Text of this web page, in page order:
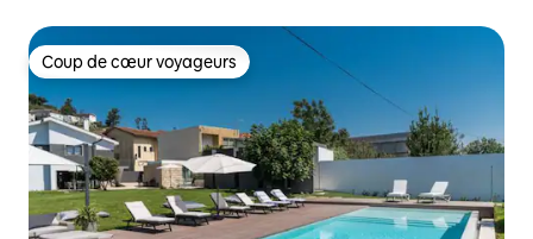
Coup de cœur voyageurs
Coup de cœur voyageurs